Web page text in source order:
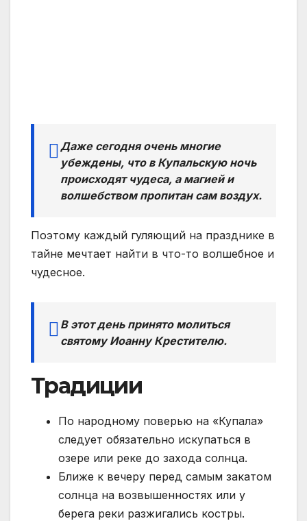
Даже сегодня очень многие
убеждены, что в Купальскую ночь
происходят чудеса, а магией и
волшебством пропитан сам воздух.
Поэтому каждый гуляющий на празднике в
тайне мечтает найти в что-то волшебное и
чудесное.
В этот день принято молиться
святому Иоанну Крестителю.
Традиции
По народному поверью на «Купала»
следует обязательно искупаться в
озере или реке до захода солнца.
Ближе к вечеру перед самым закатом
солнца на возвышенностях или у
берега реки разжигались костры.